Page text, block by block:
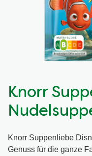
Knorr
Knorr Suppenliebe
Genuss für die ganze